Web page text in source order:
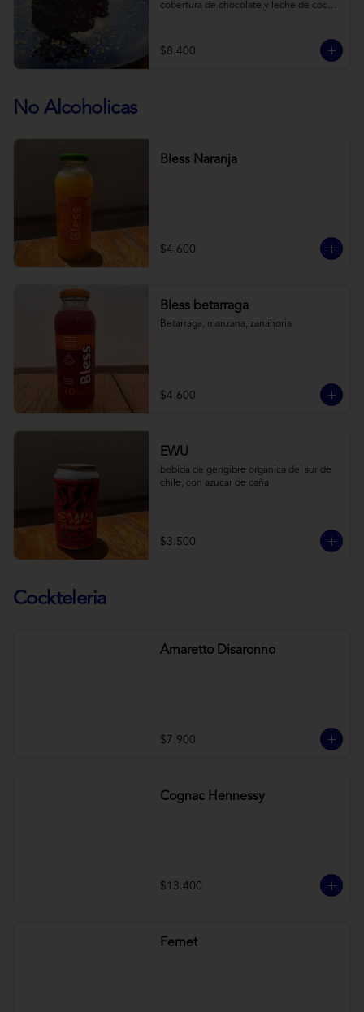
cobertura de chocolate y leche de coco
$8.400
No Alcoholicas
Bless Naranja
$4.600
Bless betarraga
Betarraga, manzana, zanahoria
$4.600
EWU
bebida de gengibre organica del sur de
chile, con azucar de caña
$3.500
Cockteleria
Amaretto Disaronno
$7.900
Cognac Hennessy
$13.400
Fernet